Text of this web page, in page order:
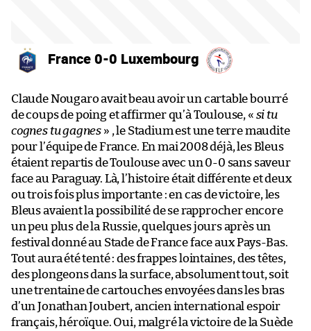
France 0-0 Luxembourg
Claude Nougaro avait beau avoir un cartable bourré
de coups de poing et affirmer qu’à Toulouse, « si tu
cognes tu gagnes » , le Stadium est une terre maudite
pour l’équipe de France. En mai 2008 déjà, les Bleus
étaient repartis de Toulouse avec un 0-0 sans saveur
face au Paraguay. Là, l’histoire était différente et deux
ou trois fois plus importante : en cas de victoire, les
Bleus avaient la possibilité de se rapprocher encore
un peu plus de la Russie, quelques jours après un
festival donné au Stade de France face aux Pays-Bas.
Tout aura été tenté : des frappes lointaines, des têtes,
des plongeons dans la surface, absolument tout, soit
une trentaine de cartouches envoyées dans les bras
d’un Jonathan Joubert, ancien international espoir
français, héroïque. Oui, malgré la victoire de la Suède